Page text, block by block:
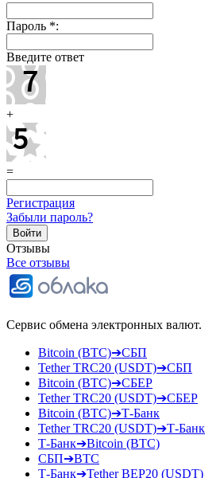
Пароль *:
Введите ответ
+
=
Регистрация
Забыли пароль?
Отзывы
Все отзывы
Сервис обмена электронных валют.
Bitcoin (BTC)➔СБП
Tether TRC20 (USDT)➔СБП
Bitcoin (BTC)➔СБЕР
Tether TRC20 (USDT)➔СБЕР
Bitcoin (BTC)➔Т-Банк
Tether TRC20 (USDT)➔Т-Банк
Т-Банк➔Bitcoin (BTC)
СБП➔BTC
Т-Банк➔Tether BEP20 (USDT)